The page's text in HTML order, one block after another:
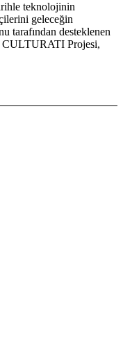
teknolojinin
geleceğin
tarafından desteklenen
CULTURATI Projesi,